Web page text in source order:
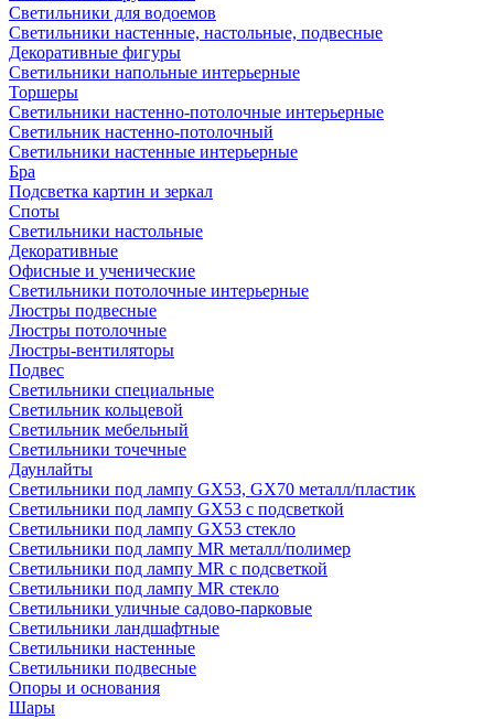
Светильники для водоемов
Светильники настенные, настольные, подвесные
Декоративные фигуры
Светильники напольные интерьерные
Торшеры
Светильники настенно-потолочные интерьерные
Светильник настенно-потолочный
Светильники настенные интерьерные
Бра
Подсветка картин и зеркал
Споты
Светильники настольные
Декоративные
Офисные и ученические
Светильники потолочные интерьерные
Люстры подвесные
Люстры потолочные
Люстры-вентиляторы
Подвес
Светильники специальные
Светильник кольцевой
Светильник мебельный
Светильники точечные
Даунлайты
Светильники под лампу GX53, GX70 металл/пластик
Светильники под лампу GX53 с подсветкой
Светильники под лампу GX53 стекло
Светильники под лампу MR металл/полимер
Светильники под лампу MR с подсветкой
Светильники под лампу MR стекло
Светильники уличные садово-парковые
Светильники ландшафтные
Светильники настенные
Светильники подвесные
Опоры и основания
Шары